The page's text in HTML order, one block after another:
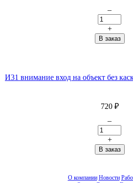
–
+
И31 внимание вход на объект без
720 ₽
–
+
О компании Новости